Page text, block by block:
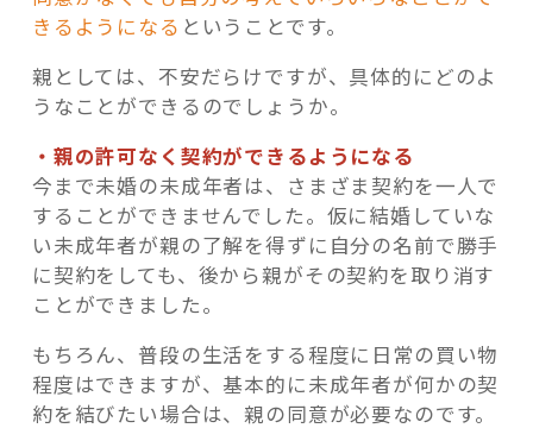
きるようになる ということです。
親としては、不安だらけですが、具体的にどのよ
うなことができるのでしょうか。
・親の許可なく契約ができるようになる
今まで未婚の未成年者は、さまざま契約を一人で
することができませんでした。仮に結婚していな
い未成年者が親の了解を得ずに自分の名前で勝手
に契約をしても、後から親がその契約を取り消す
ことができました。
もちろん、普段の生活をする程度に日常の買い物
程度はできますが、基本的に未成年者が何かの契
約を結びたい場合は、親の同意が必要なのです。